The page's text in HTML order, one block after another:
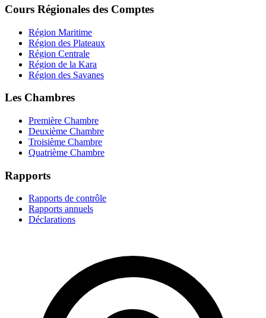
Cours Régionales des Comptes
Région Maritime
Région des Plateaux
Région Centrale
Région de la Kara
Région des Savanes
Les Chambres
Première Chambre
Deuxième Chambre
Troisième Chambre
Quatrième Chambre
Rapports
Rapports de contrôle
Rapports annuels
Déclarations